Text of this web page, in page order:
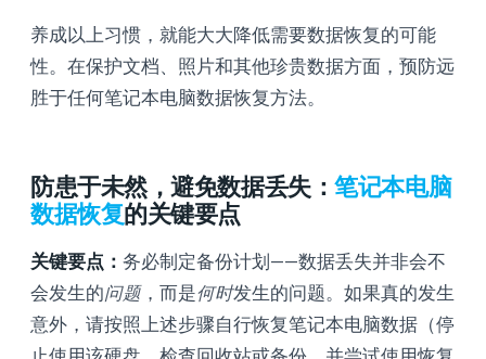
养成以上习惯，就能大大降低需要数据恢复的可能
性。在保护文档、照片和其他珍贵数据方面，预防远
胜于任何笔记本电脑数据恢复方法。
防患于未然，避免数据丢失：笔记本电脑
数据恢复的关键要点
关键要点： 务必制定备份计划——数据丢失并非会不
会发生的问题，而是何时发生的问题。如果真的发生
意外，请按照上述步骤自行恢复笔记本电脑数据（停